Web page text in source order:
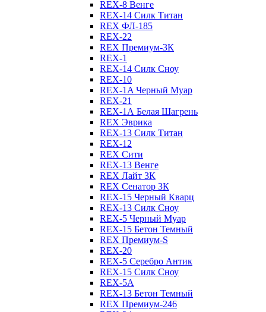
REX-8 Венге
REX-14 Силк Титан
REX ФЛ-185
REX-22
REX Премиум-3К
REX-1
REX-14 Силк Сноу
REX-10
REX-1A Черный Муар
REX-21
REX-1А Белая Шагрень
REX Эврика
REX-13 Силк Титан
REX-12
REX Сити
REX-13 Венге
REX Лайт 3К
REX Сенатор 3К
REX-15 Черный Кварц
REX-13 Силк Сноу
REX-5 Черный Муар
REX-15 Бетон Темный
REX Премиум-S
REX-20
REX-5 Серебро Антик
REX-15 Силк Сноу
REX-5А
REX-13 Бетон Темный
REX Премиум-246